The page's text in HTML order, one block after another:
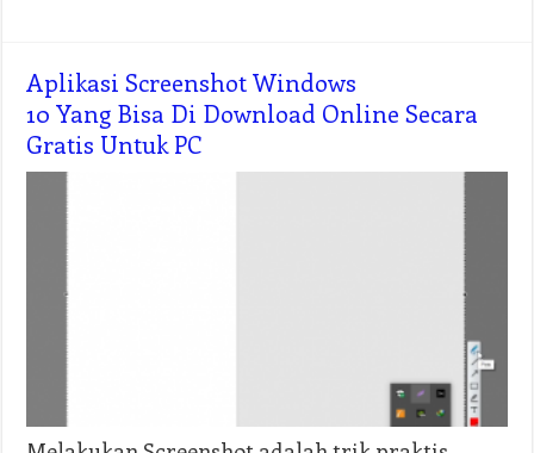
Aplikasi Screenshot Windows
10 Yang Bisa Di Download Online Secara
Gratis Untuk PC